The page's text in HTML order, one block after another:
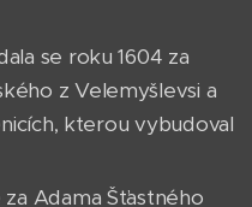
se roku 1604 za
z Velemyšlevsi a
kterou vybudoval
Adama Šťastného